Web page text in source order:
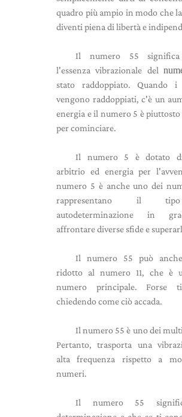
quadro più ampio in modo che
diventi piena di libertà e
Il numero 55 significa
l'essenza vibrazionale del
stato raddoppiato. Quando i
vengono raddoppiati, c'è un
energia e il numero 5 è
per cominciare.
Il numero 5 è dotato
arbitrio ed energia per
numero 5 è anche uno dei
rappresentano il
autodeterminazione in
affrontare diverse sfide e
Il numero 55 può anche
ridotto al numero 11, che è
numero principale. Forse
chiedendo come ciò accada.
Il numero 55 è uno dei
Pertanto, trasporta una
alta frequenza rispetto a
numeri.
Il numero 55